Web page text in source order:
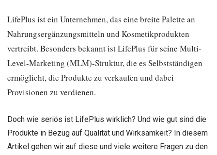
LifePlus ist ein Unternehmen, das eine breite Palette an
Nahrungsergänzungsmitteln und Kosmetikprodukten
vertreibt. Besonders bekannt ist LifePlus für seine Multi-
Level-Marketing (MLM)-Struktur, die es Selbstständigen
ermöglicht, die Produkte zu verkaufen und dabei
Provisionen zu verdienen.
Doch wie seriös ist LifePlus wirklich? Und wie gut sind die
Produkte in Bezug auf Qualität und Wirksamkeit? In diesem
Artikel gehen wir auf diese und viele weitere Fragen zu den